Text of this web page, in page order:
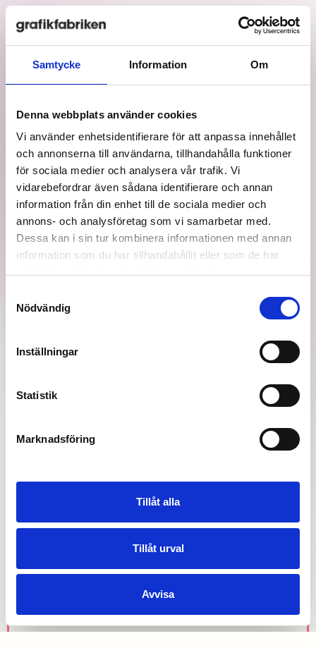
Samtycke Information Om
Denna webbplats använder cookies
Vi använder enhetsidentifierare för att anpassa innehållet
och annonserna till användarna, tillhandahålla funktioner
för sociala medier och analysera vår trafik. Vi
vidarebefordrar även sådana identifierare och annan
information från din enhet till de sociala medier och
annons- och analysföretag som vi samarbetar med.
Dessa kan i sin tur kombinera informationen med annan
information som du har tillhandahållit eller som de har
Nödvändig
Inställningar
Statistik
Marknadsföring
Tillåt alla
Tillåt urval
Avvisa
Huvudmeny
Lite low-key skryt om vad vi åstadkommit, helt
enkelt
HEMSIDA